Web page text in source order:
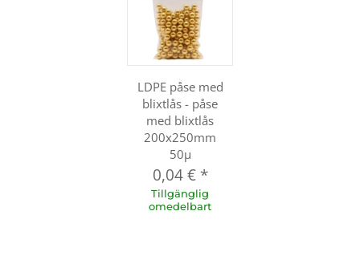
LDPE påse med
blixtlås - påse
med blixtlås
200x250mm
50µ
0,04 € *
Tillgänglig
omedelbart